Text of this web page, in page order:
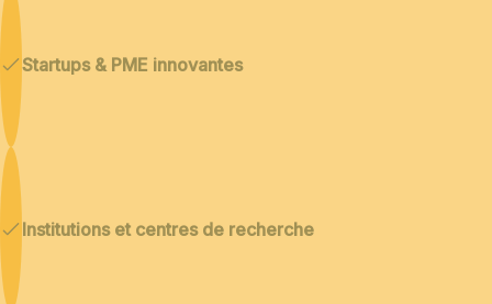
Startups & PME innovantes
Institutions et centres de recherche